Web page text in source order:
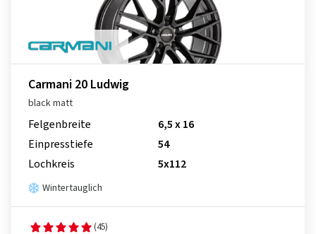
Carmani 20 Ludwig
black matt
Felgenbreite
6,5 x 16
Einpresstiefe
54
Lochkreis
5x112
Wintertauglich
(45)